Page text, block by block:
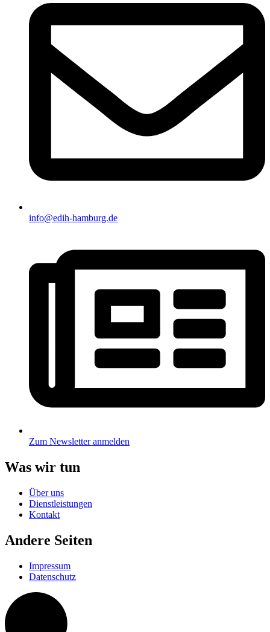
info@edih-hamburg.de
Zum Newsletter anmelden
Was wir tun
Über uns
Dienstleistungen
Kontakt
Andere Seiten
Impressum
Datenschutz